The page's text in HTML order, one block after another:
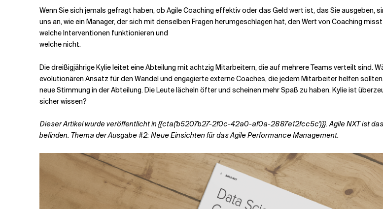
Verwandte Themen
Wenn Sie sich jemals gefragt haben, ob Agile Coaching effektiv oder das Geld wert ist, das Sie ausgeben,
uns an, wie ein Manager, der sich mit denselben Fragen herumgeschlagen hat, den Wert von Coaching
welche Interventionen funktionieren und
welche nicht.
Die dreißigjährige Kylie leitet eine Abteilung mit achtzig Mitarbeitern, die auf mehrere Teams verteilt sind.
evolutionären Ansatz für den Wandel und engagierte externe Coaches, die jedem Mitarbeiter helfen
neue Stimmung in der Abteilung. Die Leute lächeln öfter und scheinen mehr Spaß zu haben. Kylie ist
sicher wissen?
Dieser Artikel wurde veröffentlicht in {{cta('b5207b27-2f0c-42a0-af0a-2887e12fcc5c')}}. Agile NXT ist
befinden. Thema der Ausgabe #2: Neue Einsichten für das Agile Performance Management.